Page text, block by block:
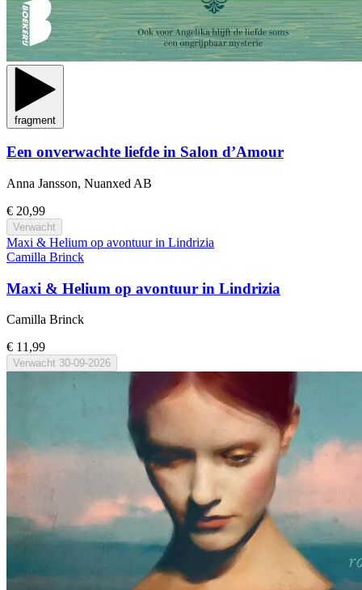
fragment
Een onverwachte liefde in Salon d’Amour
Anna Jansson, Nuanxed AB
€ 20,99
Verwacht
Maxi & Helium op avontuur in Lindrizia
Camilla Brinck
Maxi & Helium op avontuur in Lindrizia
Camilla Brinck
€ 11,99
Verwacht 30-09-2026